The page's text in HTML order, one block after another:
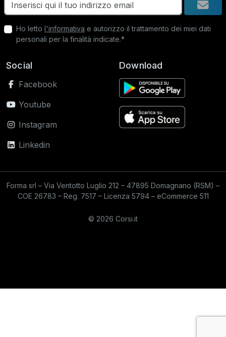
Ho letto l'informativa e autorizzo il trattamento dei miei dati
personali per la finalità indicate.*
Social
Facebook
Youtube
Instagram
Linkedin
Download
Forma srl – Via Ventotto Luglio 212 – 47895 Domagnano (RSM) –
COE 26783 – Reg. 7517 – Licenza 5794 – eCommerce 511
© 2026 Corsi.it